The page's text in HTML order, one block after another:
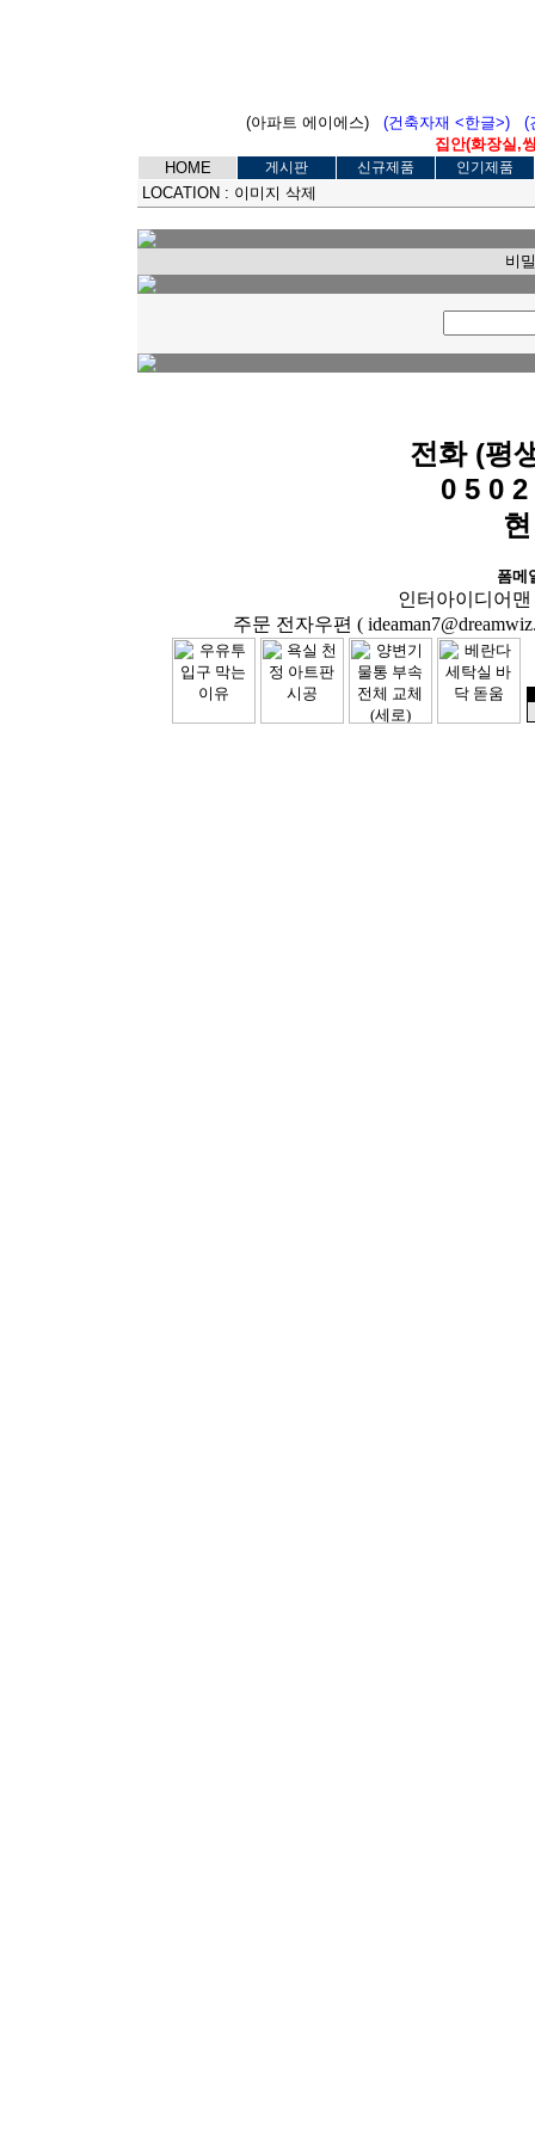
(아파트 에이에스) (건축자재 <한글>)
(
집안(화장실,
HOME
게시판 신규제품 인기제품
LOCATION : 이미지 삭제
비
전화 (평
0 5 0
폼메
인터아이디어맨
주문 전자우편 (